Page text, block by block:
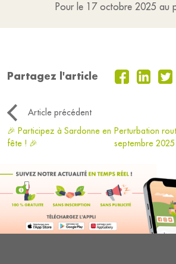
Pour le 17 octobre 2025 au
Partagez l'article
Article précédent
🎉 Participez à Sardonne en
fête ! 🎉
Perturbation
septembre 2025